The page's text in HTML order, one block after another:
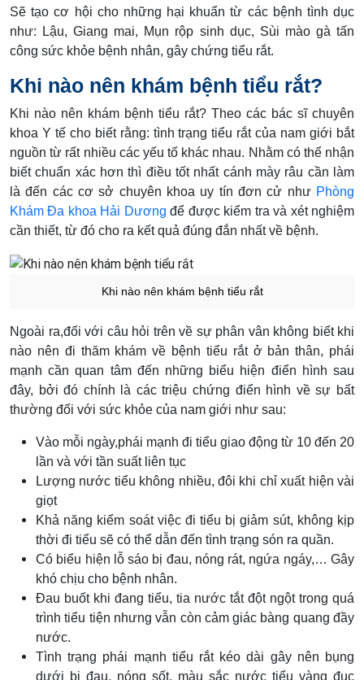
Sẽ tạo cơ hội cho những hại khuẩn từ các bệnh tình dục
như: Lậu, Giang mai, Mụn rộp sinh dục, Sùi mào gà tấn
công sức khỏe bệnh nhân, gây chứng tiểu rắt.
Khi nào nên khám bệnh tiểu rắt?
Khi nào nên khám bệnh tiểu rắt? Theo các bác sĩ chuyên
khoa Y tế cho biết rằng: tình trạng tiểu rắt của nam giới bắt
nguồn từ rất nhiều các yếu tố khác nhau. Nhằm có thể nhận
biết chuẩn xác hơn thì điều tốt nhất cánh mày râu cần làm
là đến các cơ sở chuyên khoa uy tín đơn cử như Phòng
Khám Đa khoa Hải Dương để được kiểm tra và xét nghiệm
cần thiết, từ đó cho ra kết quả đúng đắn nhất về bệnh.
Khi nào nên khám bệnh tiểu rắt
Ngoài ra,đối với câu hỏi trên về sự phân vân không biết khi
nào nên đi thăm khám về bệnh tiểu rắt ở bản thân, phái
mạnh cần quan tâm đến những biểu hiện điển hình sau
đây, bởi đó chính là các triệu chứng điển hình về sự bất
thường đối với sức khỏe của nam giới như sau:
Vào mỗi ngày,phái mạnh đi tiểu giao động từ 10 đến 20
lần và với tần suất liên tục
Lượng nước tiểu không nhiều, đôi khi chỉ xuất hiện vài
giọt
Khả năng kiểm soát việc đi tiểu bị giảm sút, không kịp
thời đi tiểu sẽ có thể dẫn đến tình trạng són ra quần.
Có biểu hiện lỗ sáo bị đau, nóng rát, ngứa ngáy,… Gây
khó chịu cho bệnh nhân.
Đau buốt khi đang tiểu, tia nước tắt đột ngột trong quá
trình tiểu tiện nhưng vẫn còn cảm giác bàng quang đầy
nước.
Tình trạng phái mạnh tiểu rắt kéo dài gây nên bụng
dưới bị đau, nóng sốt, màu sắc nước tiểu vàng đục